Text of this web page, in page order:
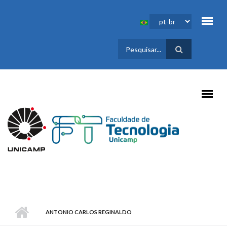
FORMULÁRIO
DE BUSCA
ANTONIO CARLOS REGINALDO